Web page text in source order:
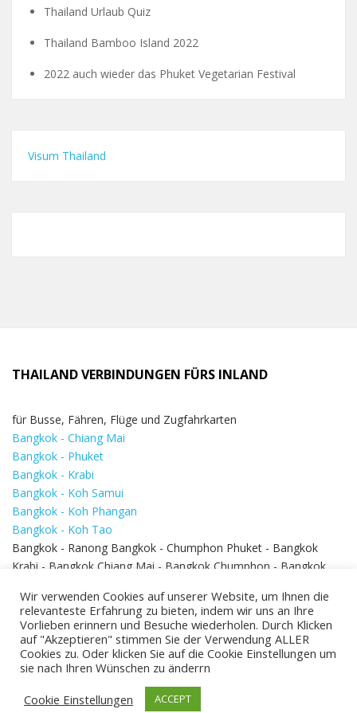
Thailand Urlaub Quiz
Thailand Bamboo Island 2022
2022 auch wieder das Phuket Vegetarian Festival
Visum Thailand
THAILAND VERBINDUNGEN FÜRS INLAND
für Busse, Fähren, Flüge und Zugfahrkarten
Bangkok - Chiang Mai
Bangkok - Phuket
Bangkok - Krabi
Bangkok - Koh Samui
Bangkok - Koh Phangan
Bangkok - Koh Tao
Bangkok - Ranong Bangkok - Chumphon Phuket - Bangkok
Krabi - Bangkok Chiang Mai - Bangkok Chumphon - Bangkok
Bangkok - Hua Hin
Wir verwenden Cookies auf unserer Website, um Ihnen die
relevanteste Erfahrung zu bieten, indem wir uns an Ihre
Vorlieben erinnern und Besuche wiederholen. Durch Klicken
auf "Akzeptieren" stimmen Sie der Verwendung ALLER
Cookies zu. Oder klicken Sie auf die Cookie Einstellungen um
sie nach Ihren Wünschen zu änderrn
Cookie Einstellungen
ACCEPT